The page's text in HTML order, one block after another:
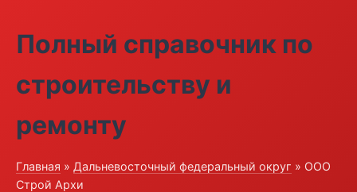
Полный справочник по
строительству и
ремонту
Главная » Дальневосточный федеральный округ » ООО
Строй Архи